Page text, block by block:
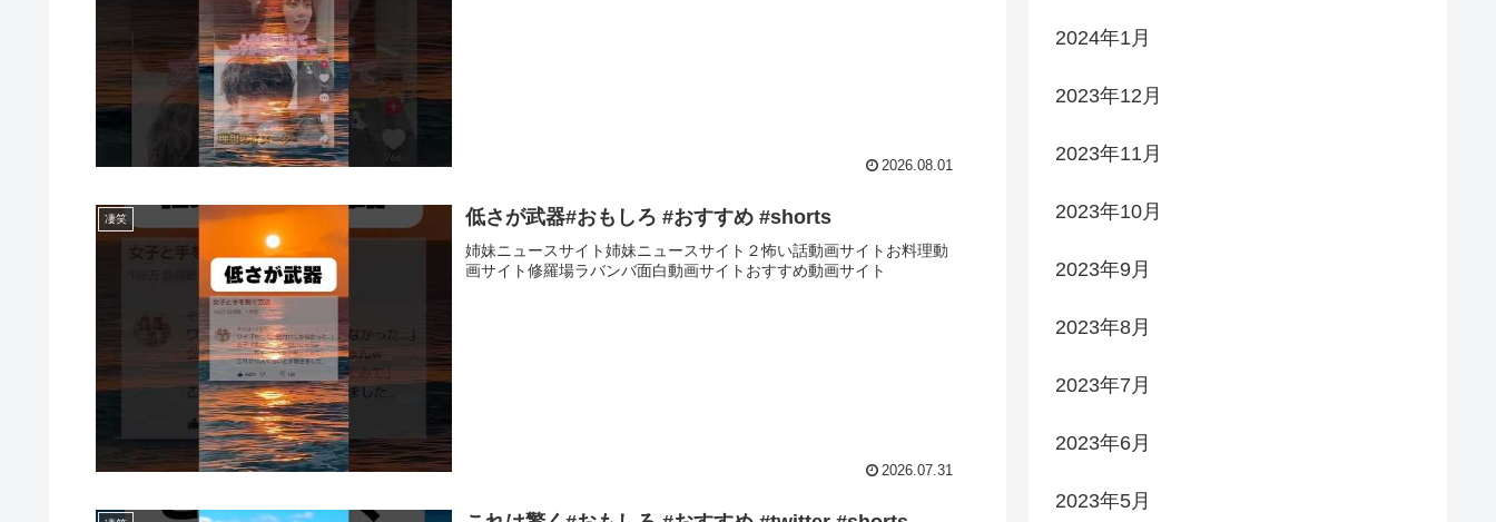
2026.08.01
凄笑 低さが武器#おもしろ #おすすめ #shorts
姉妹ニュースサイト姉妹ニュースサイト２怖い話動画サイトお料理動
画サイト修羅場ラバンバ面白動画サイトおすすめ動画サイト
2026.07.31
2024年1月
2023年12月
2023年11月
2023年10月
2023年9月
2023年8月
2023年7月
2023年6月
2023年5月